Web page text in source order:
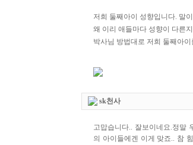
저희 둘째아이 성향입니다. 말
왜 이리 애들마다 성향이 다른
박사님 방법대로 저희 둘째아
sk천사
고맙습니다.. 잘보이네요.정말
의 아이들에겐 이게 맞죠.. 참